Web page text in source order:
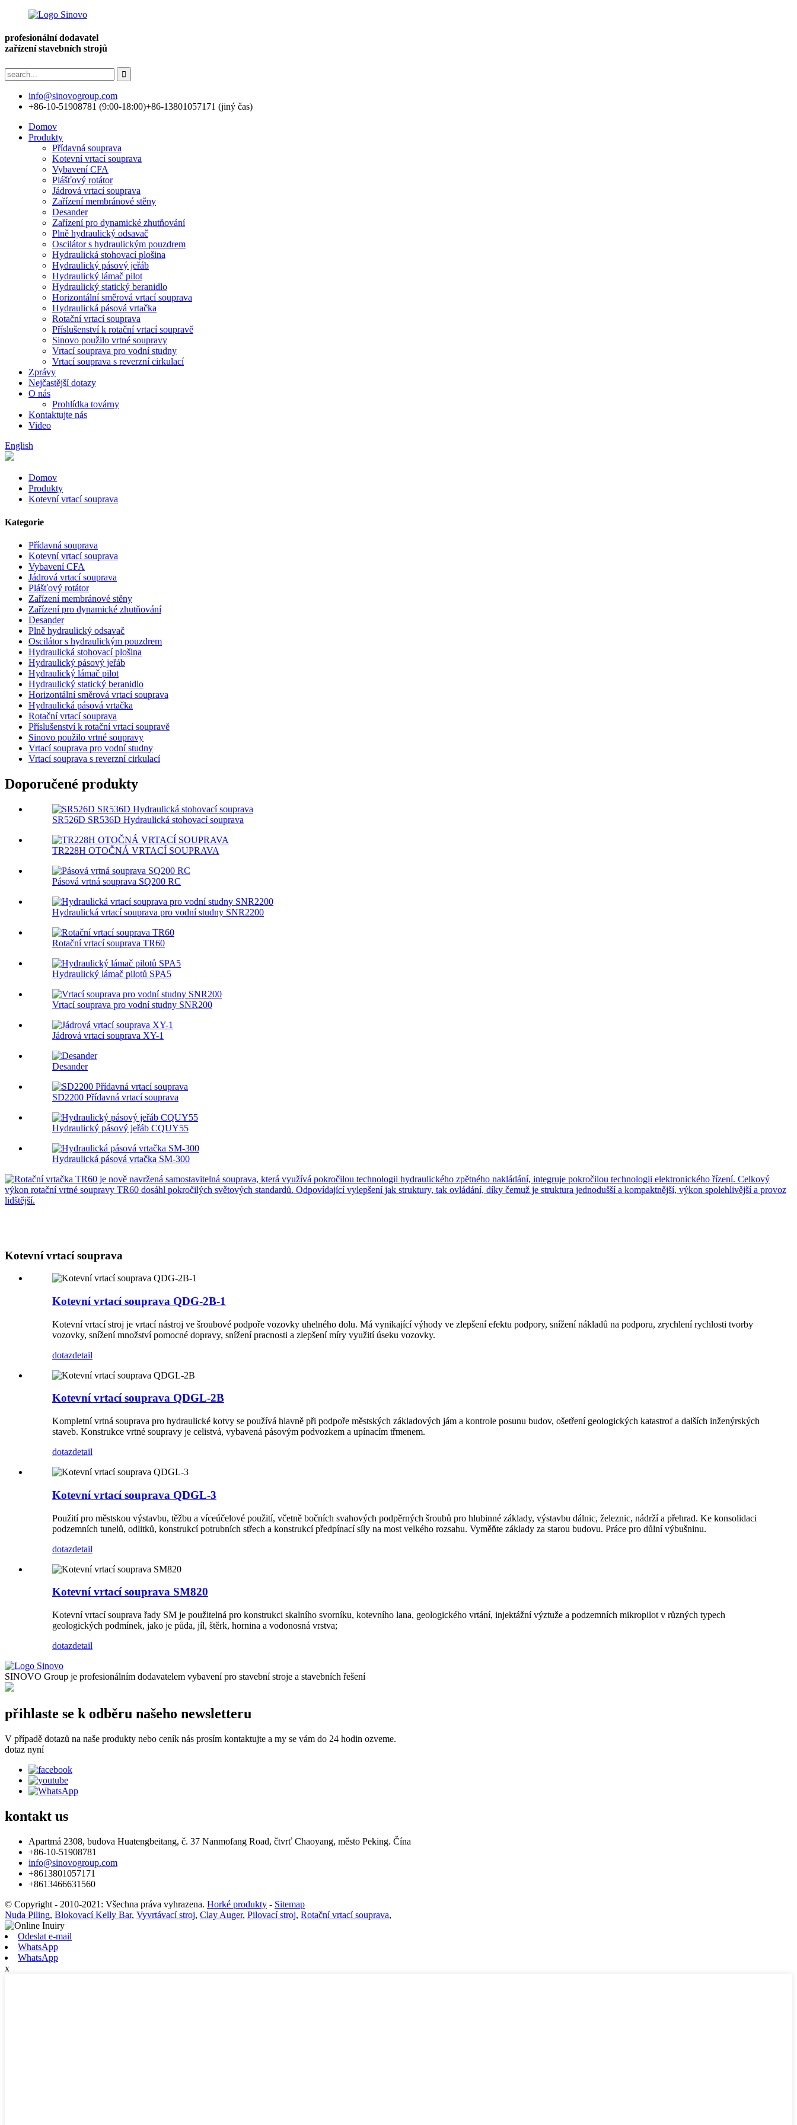
profesionální dodavatel
zařízení stavebních strojů
info@sinovogroup.com
+86-10-51908781 (9:00-18:00)+86-13801057171 (jiný čas)
Domov
Produkty
Přídavná souprava
Kotevní vrtací souprava
Vybavení CFA
Plášťový rotátor
Jádrová vrtací souprava
Zařízení membránové stěny
Desander
Zařízení pro dynamické zhutňování
Plně hydraulický odsavač
Oscilátor s hydraulickým pouzdrem
Hydraulická stohovací plošina
Hydraulický pásový jeřáb
Hydraulický lámač pilot
Hydraulický statický beranidlo
Horizontální směrová vrtací souprava
Hydraulická pásová vrtačka
Rotační vrtací souprava
Příslušenství k rotační vrtací soupravě
Sinovo použilo vrtné soupravy
Vrtací souprava pro vodní studny
Vrtací souprava s reverzní cirkulací
Zprávy
Nejčastější dotazy
O nás
Prohlídka továrny
Kontaktujte nás
Video
English
Domov
Produkty
Kotevní vrtací souprava
Kategorie
Přídavná souprava
Kotevní vrtací souprava
Vybavení CFA
Jádrová vrtací souprava
Plášťový rotátor
Zařízení membránové stěny
Zařízení pro dynamické zhutňování
Desander
Plně hydraulický odsavač
Oscilátor s hydraulickým pouzdrem
Hydraulická stohovací plošina
Hydraulický pásový jeřáb
Hydraulický lámač pilot
Hydraulický statický beranidlo
Horizontální směrová vrtací souprava
Hydraulická pásová vrtačka
Rotační vrtací souprava
Příslušenství k rotační vrtací soupravě
Sinovo použilo vrtné soupravy
Vrtací souprava pro vodní studny
Vrtací souprava s reverzní cirkulací
Doporučené produkty
SR526D SR536D Hydraulická stohovací souprava
TR228H OTOČNÁ VRTACÍ SOUPRAVA
Pásová vrtná souprava SQ200 RC
Hydraulická vrtací souprava pro vodní studny SNR2200
Rotační vrtací souprava TR60
Hydraulický lámač pilotů SPA5
Vrtací souprava pro vodní studny SNR200
Jádrová vrtací souprava XY-1
Desander
SD2200 Přídavná vrtací souprava
Hydraulický pásový jeřáb CQUY55
Hydraulická pásová vrtačka SM-300
Kotevní vrtací souprava
Kotevní vrtací souprava QDG-2B-1
Kotevní vrtací stroj je vrtací nástroj ve šroubové podpoře vozovky uhelného dolu. Má vynikající výhody ve zlepšení efektu podpory, snížení nákladů na podporu, zrychlení rychlosti tvorby
vozovky, snížení množství pomocné dopravy, snížení pracnosti a zlepšení míry využití úseku vozovky.
dotazdetail
Kotevní vrtací souprava QDGL-2B
Kompletní vrtná souprava pro hydraulické kotvy se používá hlavně při podpoře městských základových jám a kontrole posunu budov, ošetření geologických katastrof a dalších inženýrských
staveb. Konstrukce vrtné soupravy je celistvá, vybavená pásovým podvozkem a upínacím třmenem.
dotazdetail
Kotevní vrtací souprava QDGL-3
Použití pro městskou výstavbu, těžbu a víceúčelové použití, včetně bočních svahových podpěrných šroubů pro hlubinné základy, výstavbu dálnic, železnic, nádrží a přehrad. Ke konsolidaci
podzemních tunelů, odlitků, konstrukcí potrubních střech a konstrukcí předpínací síly na most velkého rozsahu. Vyměňte základy za starou budovu. Práce pro důlní výbušninu.
dotazdetail
Kotevní vrtací souprava SM820
Kotevní vrtací souprava řady SM je použitelná pro konstrukci skalního svorníku, kotevního lana, geologického vrtání, injektážní výztuže a podzemních mikropilot v různých typech
geologických podmínek, jako je půda, jíl, štěrk, hornina a vodonosná vrstva;
dotazdetail
SINOVO Group je profesionálním dodavatelem vybavení pro stavební stroje a stavebních řešení
přihlaste se k odběru našeho newsletteru
V případě dotazů na naše produkty nebo ceník nás prosím kontaktujte a my se vám do 24 hodin ozveme.
dotaz nyní
kontakt us
Apartmá 2308, budova Huatengbeitang, č. 37 Nanmofang Road, čtvrť Chaoyang, město Peking. Čína
+86-10-51908781
info@sinovogroup.com
+8613801057171
+8613466631560
© Copyright - 2010-2021: Všechna práva vyhrazena. Horké produkty - Sitemap
Nuda Piling, Blokovací Kelly Bar, Vyvrtávací stroj, Clay Auger, Pilovací stroj, Rotační vrtací souprava,
Odeslat e-mail
WhatsApp
WhatsApp
x